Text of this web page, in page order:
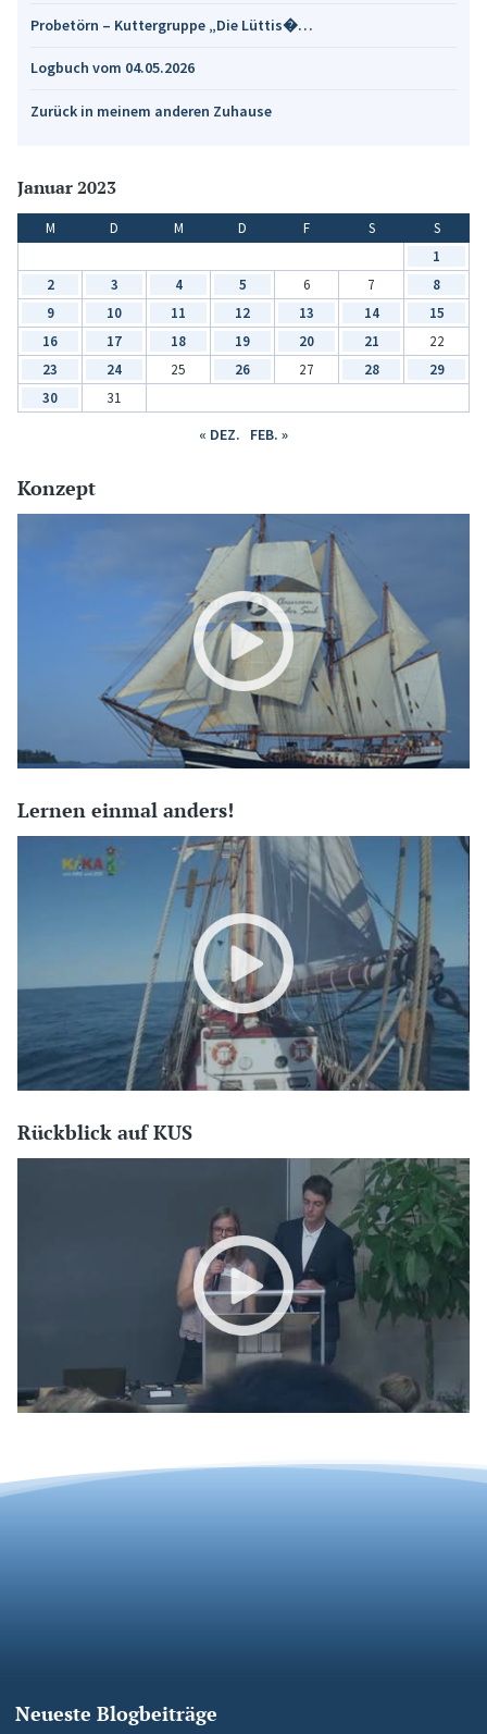
Probetörn – Kuttergruppe „Die Lüttis�…
Logbuch vom 04.05.2026
Zurück in meinem anderen Zuhause
Januar 2023
M D M D F S
S
1
2
3 4 5 6 7
8
9
10 11 12 13 14
15
16
17 18 19 20 21
22
23
24 25 26 27 28
29
30
31
« DEZ. FEB. »
Konzept
Lernen einmal anders!
Rückblick auf KUS
Neueste Blogbeiträge